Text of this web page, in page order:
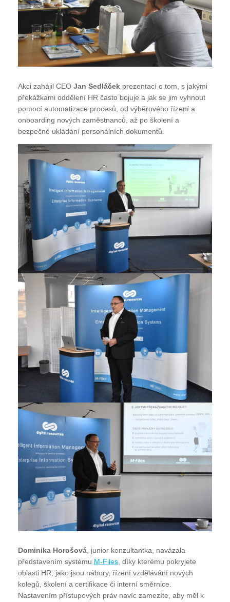
Akci zahájil CEO Jan Sedláček prezentací o tom, s jakými
překážkami oddělení HR často bojuje a jak se jim vyhnout
pomocí automatizace procesů, od výběrového řízení a
onboarding nových zaměstnanců, až po školení a
bezpečné ukládání personálních dokumentů.
Dominika Horošová, junior konzultantka, navázala
představením systému M-Files, díky kterému pokryjete
oblasti HR, jako jsou nábory, řízení vzdělávání nových
kolegů, školení a certifikace či interní směrnice.
Nastavením přístupových práv navíc zamezíte, aby měl k